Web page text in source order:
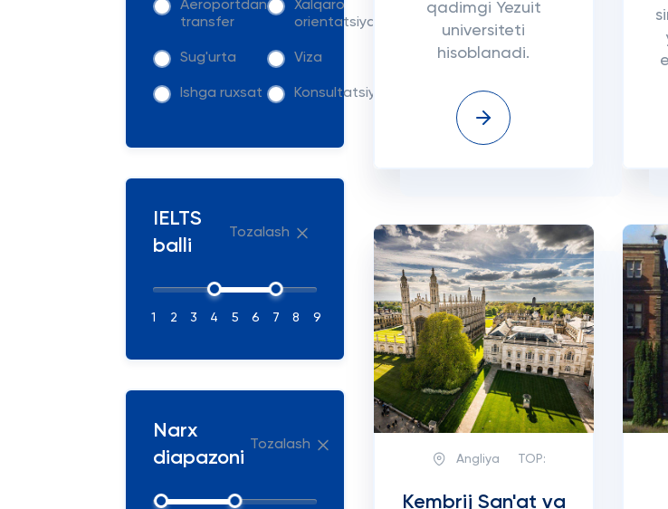
Aeroportdan
transfer
Xalqaro
orientatsiya
Sug'urta Viza
Ishga ruxsat Konsultatsiya
IELTS
balli
Tozalash
1 2 3 4 5 6 7 8 9
Narx
diapazoni
Tozalash
qadimgi Yezuit
universiteti
hisoblanadi.
Angliya TOP:
Kembrij San'at va